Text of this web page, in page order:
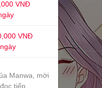
VNĐ
VNĐ
Manwa, mời
tiếp